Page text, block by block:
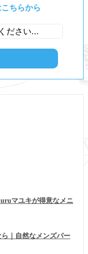
ちらから
マユキが得意なメニ
｜自然なメンズパー